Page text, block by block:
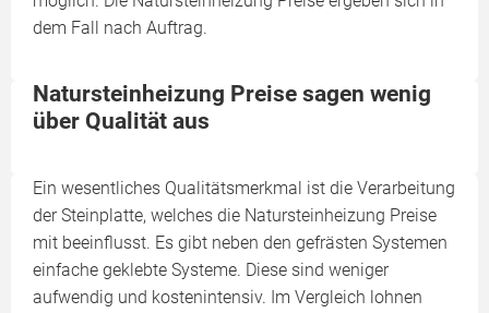
dem Fall nach Auftrag.
Natursteinheizung Preise sagen wenig
über Qualität aus
Ein wesentliches Qualitätsmerkmal ist die Verarbeitung
der Steinplatte, welches die Natursteinheizung Preise
mit beeinflusst. Es gibt neben den gefrästen Systemen
einfache geklebte Systeme. Diese sind weniger
aufwendig und kostenintensiv. Im Vergleich lohnen